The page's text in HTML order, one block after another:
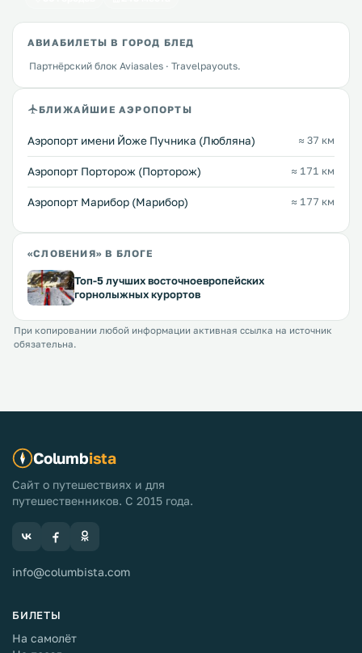
АВИАБИЛЕТЫ В ГОРОД БЛЕД
Партнёрский блок Aviasales · Travelpayouts.
БЛИЖАЙШИЕ АЭРОПОРТЫ
Аэропорт имени Йоже Пучника (Любляна) ≈ 37 км
Аэропорт Порторож (Порторож) ≈ 171 км
Аэропорт Марибор (Марибор) ≈ 177 км
«СЛОВЕНИЯ» В БЛОГЕ
Топ-5 лучших восточноевропейских
горнолыжных курортов
При копировании любой информации активная ссылка на источник
обязательна.
Columbista
Сайт о путешествиях и для
путешественников. С 2015 года.
info@columbista.com
БИЛЕТЫ
На самолёт